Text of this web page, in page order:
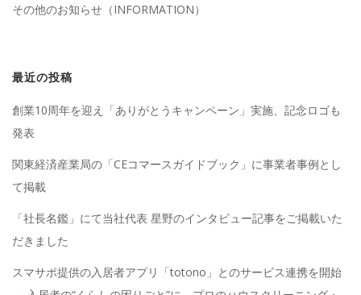
その他のお知らせ（INFORMATION）
最近の投稿
創業10周年を迎え「ありがとうキャンペーン」実施、記念ロゴも
発表
関東経済産業局の「CEコマースガイドブック」に事業者事例とし
て掲載
「社長名鑑」にて当社代表 星野のインタビュー記事をご掲載いた
だきました
スマサポ提供の入居者アプリ「totono」とのサービス連携を開始